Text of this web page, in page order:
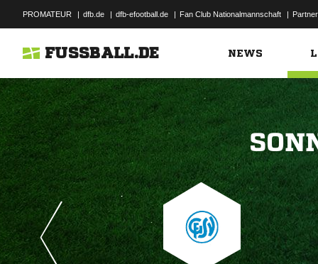
PROMATEUR | dfb.de | dfb-efootball.de | Fan Club Nationalmannschaft | Partner
FUSSBALL.DE NEWS